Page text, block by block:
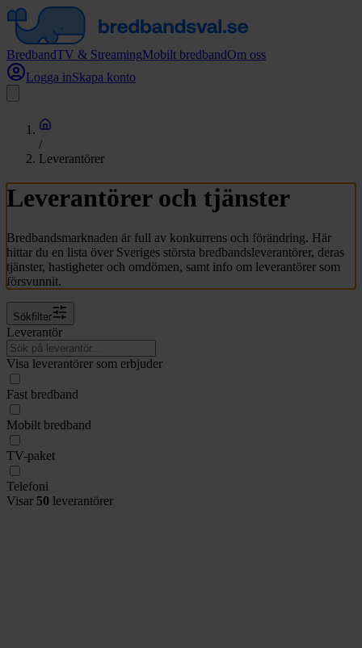
BredbandTV & StreamingMobilt bredbandOm oss
Logga inSkapa konto
/
Leverantörer
Leverantörer och tjänster
Bredbandsmarknaden är full av konkurrens och förändring. Här
hittar du en lista över Sveriges största bredbandsleverantörer, deras
tjänster, hastigheter och omdömen, samt info om leverantörer som
försvunnit.
Sökfilter
Leverantör
Visa leverantörer som erbjuder
Fast bredband
Mobilt bredband
TV-paket
Telefoni
Visar 50 leverantörer